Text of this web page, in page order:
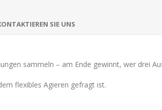
SIE UNS
sammeln – am Ende gewinnt, wer drei
flexibles Agieren gefragt ist.